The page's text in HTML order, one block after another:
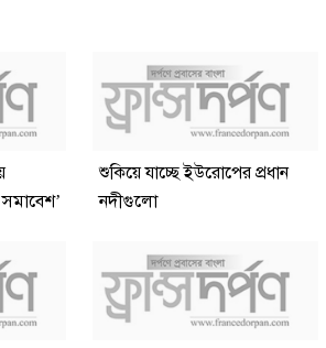
সমাবেশ’
শুকিয়ে যাচ্ছে ইউরোপের প্রধান
নদীগুলো